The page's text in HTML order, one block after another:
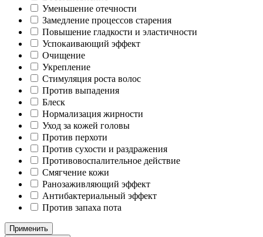
Уменьшение отечности
Замедление процессов старения
Повышение гладкости и эластичности
Успокаивающий эффект
Очищение
Укрепление
Стимуляция роста волос
Против выпадения
Блеск
Нормализация жирности
Уход за кожей головы
Против перхоти
Против сухости и раздражения
Противовоспалительное действие
Смягчение кожи
Ранозаживляющий эффект
Антибактериальный эффект
Против запаха пота
Применить